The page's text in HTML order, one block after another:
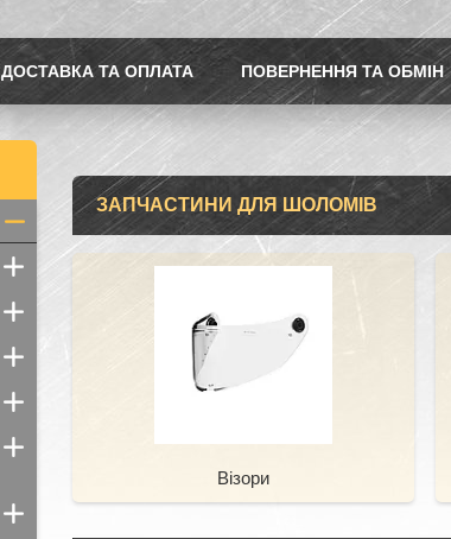
ДОСТАВКА ТА ОПЛАТА ПОВЕРНЕННЯ ТА ОБМІН
ЗАПЧАСТИНИ ДЛЯ ШОЛОМІВ
Візори